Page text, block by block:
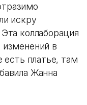
искру
коллаборация
изменений в
есть платье, там
Жанна